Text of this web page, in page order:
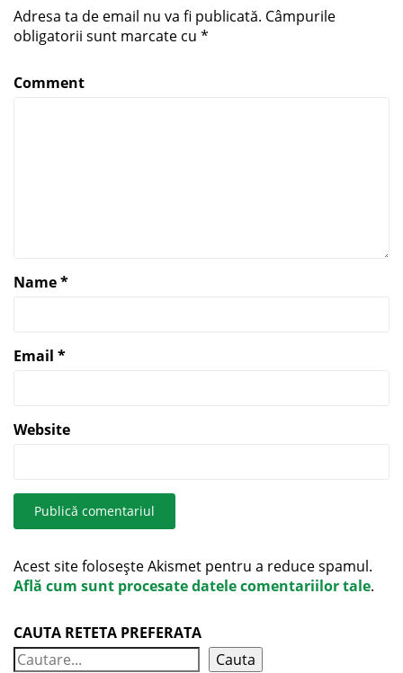
Adresa ta de email nu va fi publicată. Câmpurile
obligatorii sunt marcate cu *
Comment
Name*
Email *
Website
Acest site folosește Akismet pentru a reduce spamul.
Află cum sunt procesate datele comentariilor tale.
CAUTA RETETA PREFERATA
Cauta